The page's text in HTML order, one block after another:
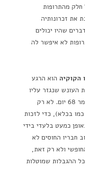
חלק מהתרופות
את זכרונותיה
שהיו יכולים
לא איפשר לה
הקוקיה הוא הרגע
העונש שנגזר עליו
בהיותו במערכת הכליאה של התבוניים, כלומר 68 יום. לא רק
בכלא), כדי לזכות
כמעט בלעדי בידי
חבריו החוסים לא
ולא רק זאת,
ההגבלות שמוטלות